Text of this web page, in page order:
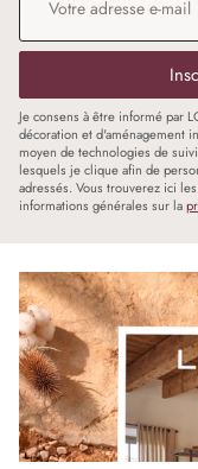
Je consens à être informé par
décoration et d'aménagement
moyen de technologies de
lesquels je clique afin de
adressés. Vous trouverez ici les
informations générales sur la